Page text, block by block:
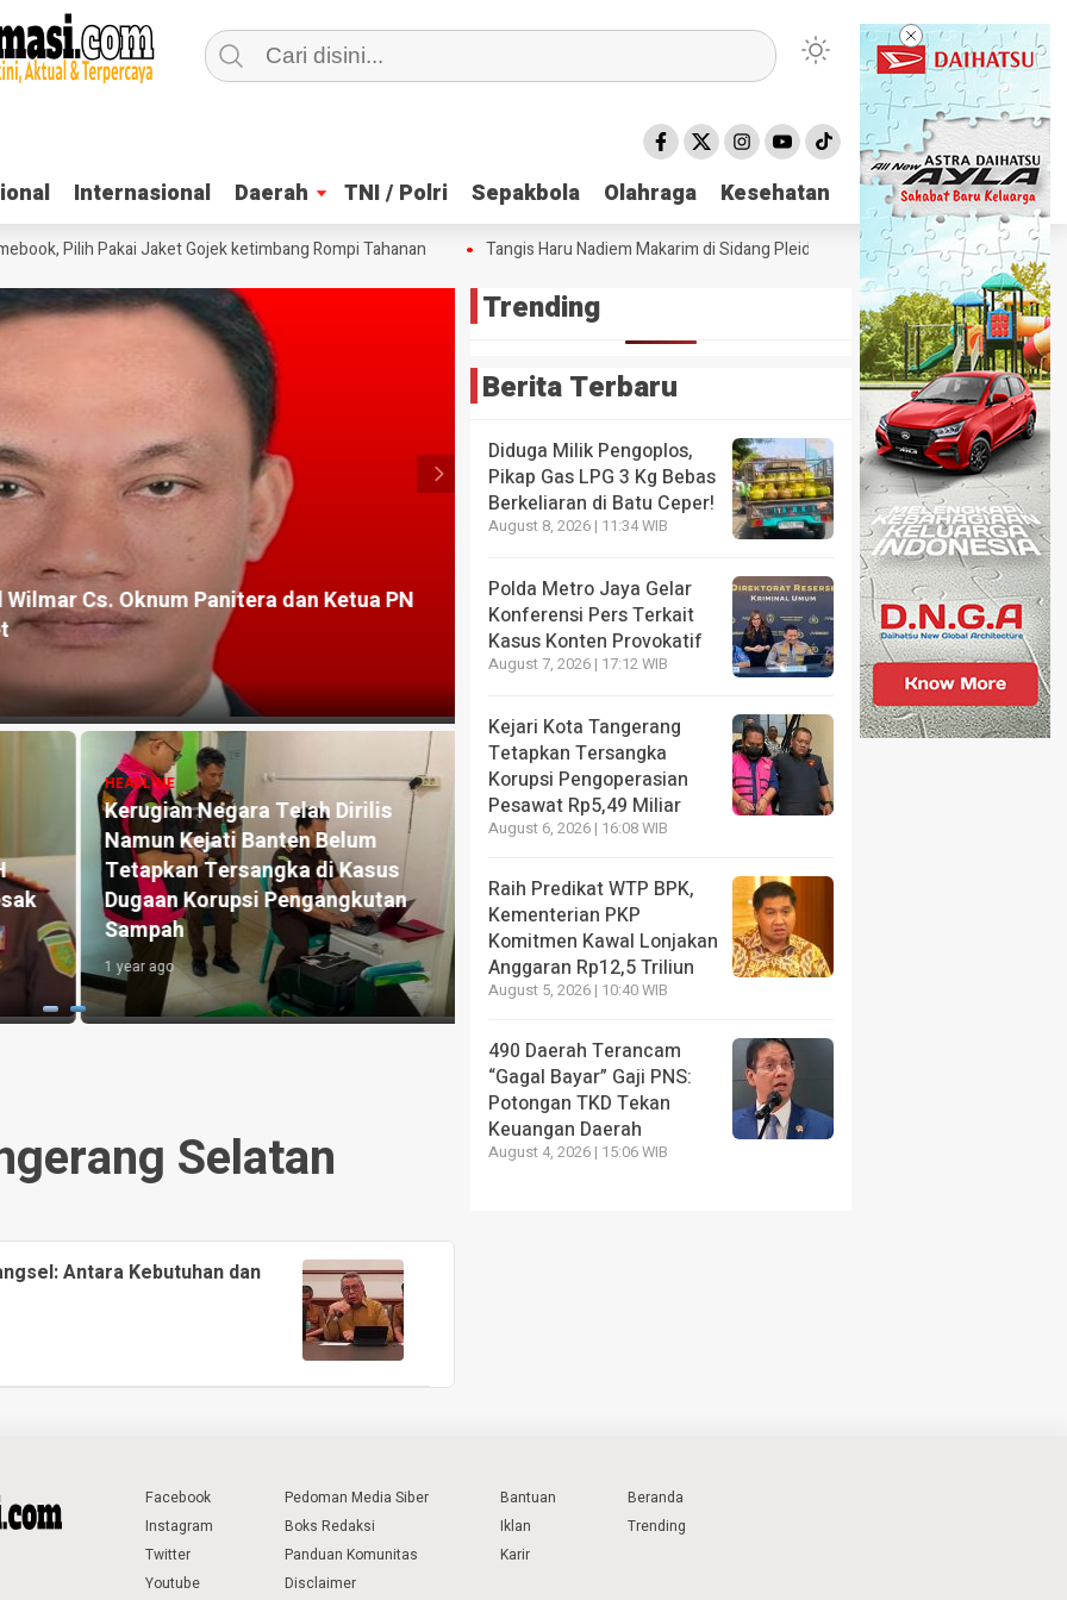
Internasional Daerah TNI / Polri Sepakbola Olahraga Kesehatan
Internasional Daerah TNI / Polri Sepakbola Olahraga Kesehatan
Pilih Pakai Jaket Gojek ketimbang Rompi Tahanan Tangis Haru Nadiem Makarim di Sidang Pleidoi Kasus Chromebook, Pilih Pakai
Cs. Oknum Panitera dan Ketua PN
HEADLINE
Kerugian Negara Telah Dirilis
Namun Kejati Banten Belum
Tetapkan Tersangka di Kasus
Dugaan Korupsi Pengangkutan
Sampah
1 year ago
Sempat Dicari Penyidik, Wamen Imipas Silmy Karim
Gedung KPK Pasca OTT Imigrasi Jakbar
2 months ago
HEADLINE
Tangis Haru Nadiem Makarim di
Chromebook, Pilih Pakai Jaket
Gojek ketimbang Rompi Tahanan
2 months ago
Selatan
Antara Kebutuhan dan
Trending
Berita Terbaru
Diduga Milik Pengoplos,
Pikap Gas LPG 3 Kg Bebas
Berkeliaran di Batu Ceper!
August 8, 2026 | 11:34 WIB
Polda Metro Jaya Gelar
Konferensi Pers Terkait
Kasus Konten Provokatif
August 7, 2026 | 17:12 WIB
Kejari Kota Tangerang
Tetapkan Tersangka
Korupsi Pengoperasian
Pesawat Rp5,49 Miliar
August 6, 2026 | 16:08 WIB
Raih Predikat WTP BPK,
Kementerian PKP
Komitmen Kawal Lonjakan
Anggaran Rp12,5 Triliun
August 5, 2026 | 10:40 WIB
490 Daerah Terancam
“Gagal Bayar” Gaji PNS:
Potongan TKD Tekan
Keuangan Daerah
August 4, 2026 | 15:06 WIB
Facebook
Instagram
Twitter
Youtube
Pedoman Media Siber
Boks Redaksi
Panduan Komunitas
Disclaimer
Bantuan
Iklan
Karir
Beranda
Trending